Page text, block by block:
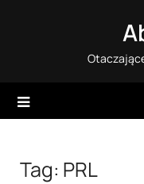
Tag: PRL